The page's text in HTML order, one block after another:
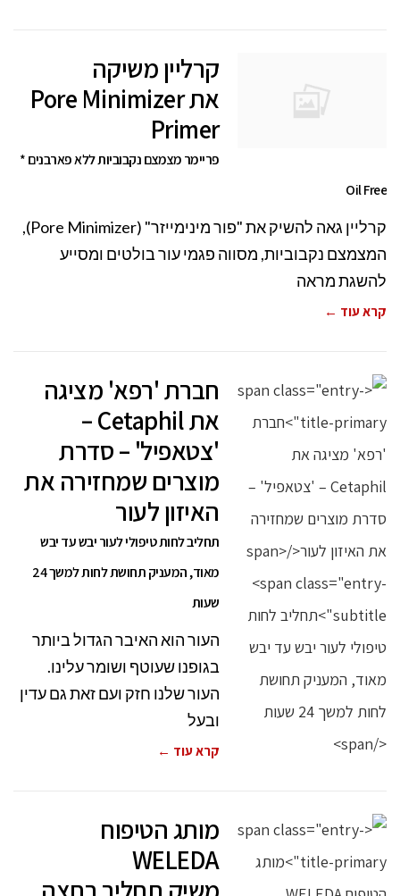
קרליין משיקה
את Pore Minimizer
Primer
פריימר מצמצם נקבוביות ללא פארבנים *
Oil Free
קרליין גאה להשיק את "פור מינימייזר" (Pore Minimizer),
המצמצם נקבוביות, מסווה פגמי עור בולטים ומסייע
להשגת מראה
קרא עוד ←
חברת 'רפא' מציגה
את Cetaphil –
'צטאפיל' – סדרת
מוצרים שמחזירה את
האיזון לעור
תחליב לחות טיפולי לעור יבש עד יבש
מאוד, המעניק תחושת לחות למשך 24
שעות
העור הוא האיבר הגדול ביותר
בגופנו שעוטף ושומר עלינו.
העור שלנו חזק ועם זאת גם עדין
ובעל
קרא עוד ←
מותג הטיפוח
WELEDA